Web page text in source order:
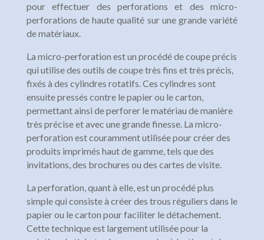
pour effectuer des perforations et des micro-
perforations de haute qualité sur une grande variété
de matériaux.
La micro-perforation est un procédé de coupe précis
qui utilise des outils de coupe très fins et très précis,
fixés à des cylindres rotatifs. Ces cylindres sont
ensuite pressés contre le papier ou le carton,
permettant ainsi de perforer le matériau de manière
très précise et avec une grande finesse. La micro-
perforation est couramment utilisée pour créer des
produits imprimés haut de gamme, tels que des
invitations, des brochures ou des cartes de visite.
La perforation, quant à elle, est un procédé plus
simple qui consiste à créer des trous réguliers dans le
papier ou le carton pour faciliter le détachement.
Cette technique est largement utilisée pour la